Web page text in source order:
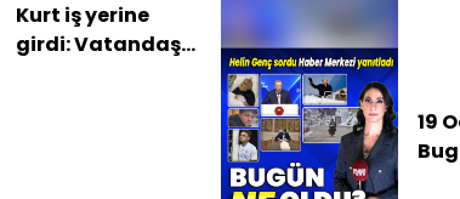
Kurt iş yerine
girdi: Vatandaş
19